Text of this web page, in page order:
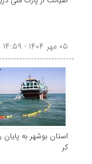
۰۵ مهر ۱۴۰۴ - ۱۴:۵۹
استان بوشهر به
کر